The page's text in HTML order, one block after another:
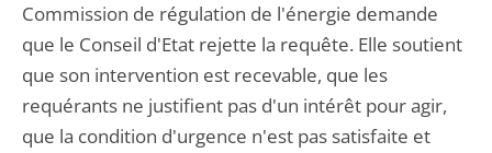
Commission de régulation de l'énergie demande
que le Conseil d'Etat rejette la requête. Elle soutient
que son intervention est recevable, que les
requérants ne justifient pas d'un intérêt pour agir,
que la condition d'urgence n'est pas satisfaite et